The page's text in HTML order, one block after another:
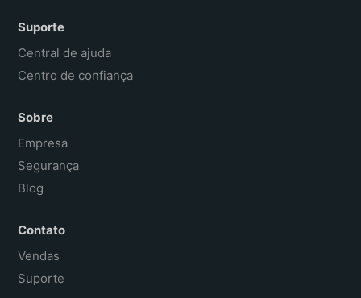
Suporte
Central de ajuda
Centro de confiança
Sobre
Empresa
Segurança
Blog
Contato
Vendas
Suporte